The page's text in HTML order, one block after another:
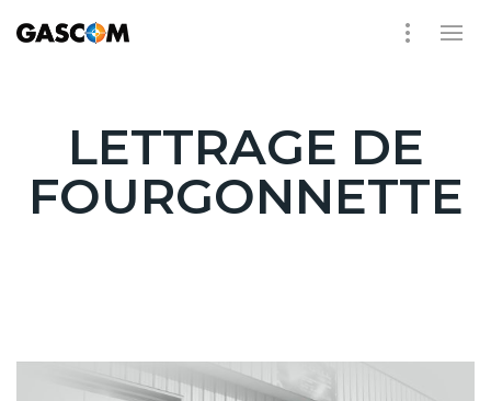
LETTRAGE DE
FOURGONNETTE